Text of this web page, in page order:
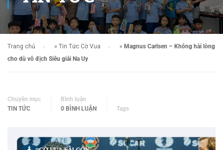
Trang chủ » Tin Tức Cờ Vua » Magnus Carlsen – Không hài lòng
cho dù vô địch Siêu giải Na Uy
Chuyên mục
TIN TỨC
Bình luận
0 BÌNH LUẬN
Tags